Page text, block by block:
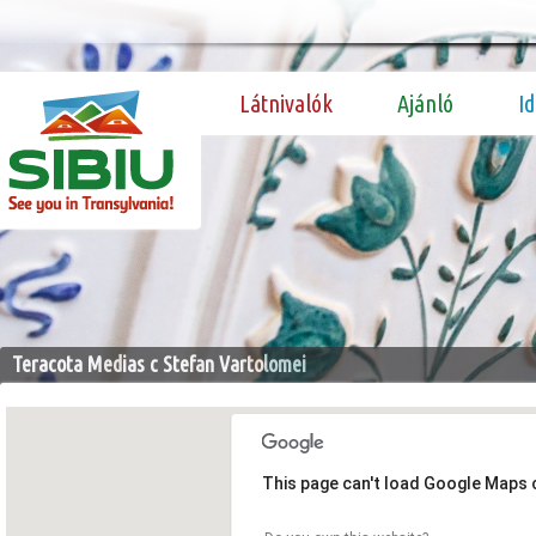
Látnivalók Ajánló
Teracota Medias c Stefan Vartolomei
This page can't load Google